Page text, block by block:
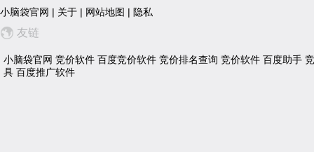
小脑袋官网 | 关于 | 网站地图 | 隐私
友链
小脑袋官网 竞价软件 百度竞价软件 竞价排名查询 竞价软件 百度助手
具 百度推广软件